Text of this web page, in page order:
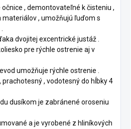
, demontovateľné k čisteniu ,
, umožňujú ľuďom s
dvojitej excentrické justáž .
pre rýchle ostrenie aj v
umožňuje rýchle ostrenie .
, vodotesný do hĺbky 4
dusíkom je zabránené oroseniu
a je vyrobené z hliníkových